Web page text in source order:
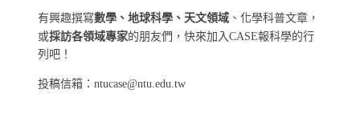
有興趣撰寫數學、地球科學、天文領域 、化學科普文章，
或採訪各領域專家的朋友們，快來加入CASE報科學的行
列吧！
投稿信箱：ntucase@ntu.edu.tw